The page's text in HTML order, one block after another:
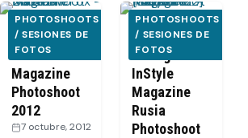
PHOTOSHOOTS
/ SESIONES DE
FOTOS
Matthew Fox
– Da Man
Magazine
Photoshoot
2012
7 octubre, 2012
PHOTOSHOOTS
/ SESIONES DE
FOTOS
Michelle
Rodriguez –
InStyle
Magazine
Rusia
Photoshoot